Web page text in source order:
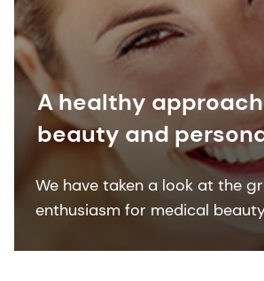
A healthy
beauty and
We have taken a look at the
enthusiasm for medical
products serving this trend, to